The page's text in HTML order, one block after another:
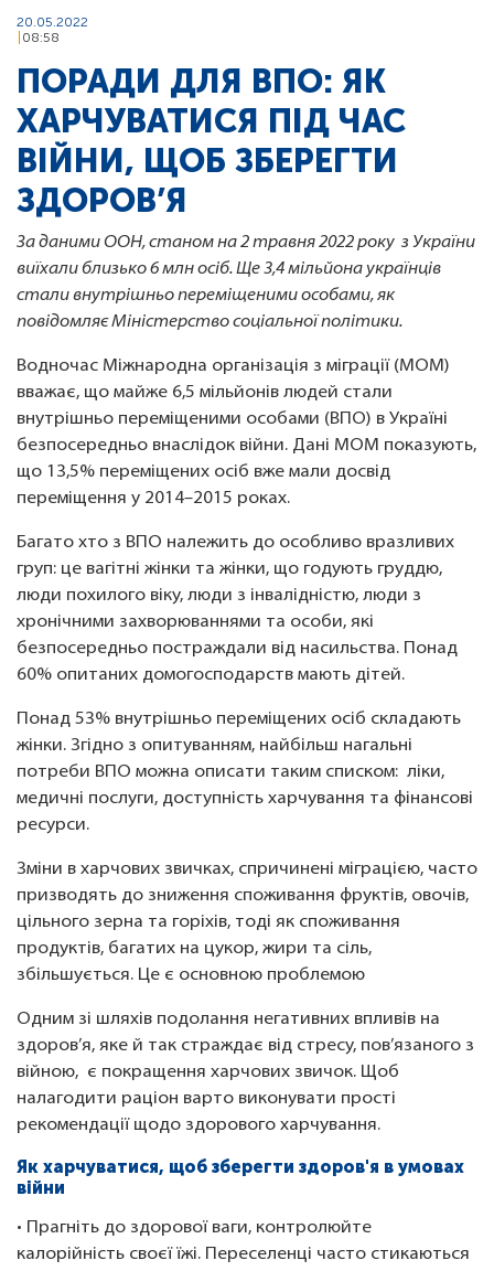
20.05.2022
08:58
ПОРАДИ ДЛЯ ВПО: ЯК
ХАРЧУВАТИСЯ ПІД ЧАС
ВІЙНИ, ЩОБ ЗБЕРЕГТИ
ЗДОРОВ’Я
За даними ООН, станом на 2 травня 2022 року з України
виїхали близько 6 млн осіб. Ще 3,4 мільйона українців
стали внутрішньо переміщеними особами, як
повідомляє Міністерство соціальної політики.
Водночас Міжнародна організація з міграції (МОМ)
вважає, що майже 6,5 мільйонів людей стали
внутрішньо переміщеними особами (ВПО) в Україні
безпосередньо внаслідок війни. Дані МОМ показують,
що 13,5% переміщених осіб вже мали досвід
переміщення у 2014–2015 роках.
Багато хто з ВПО належить до особливо вразливих
груп: це вагітні жінки та жінки, що годують груддю,
люди похилого віку, люди з інвалідністю, люди з
хронічними захворюваннями та особи, які
безпосередньо постраждали від насильства. Понад
60% опитаних домогосподарств мають дітей.
Понад 53% внутрішньо переміщених осіб складають
жінки. Згідно з опитуванням, найбільш нагальні
потреби ВПО можна описати таким списком: ліки,
медичні послуги, доступність харчування та фінансові
ресурси.
Зміни в харчових звичках, спричинені міграцією, часто
призводять до зниження споживання фруктів, овочів,
цільного зерна та горіхів, тоді як споживання
продуктів, багатих на цукор, жири та сіль,
збільшується. Це є основною проблемою
Одним зі шляхів подолання негативних впливів на
здоров’я, яке й так страждає від стресу, пов’язаного з
війною, є покращення харчових звичок. Щоб
налагодити раціон варто виконувати прості
рекомендації щодо здорового харчування.
Як харчуватися, щоб зберегти здоров'я в умовах
війни
• Прагніть до здорової ваги, контролюйте
калорійність своєї їжі. Переселенці часто стикаються